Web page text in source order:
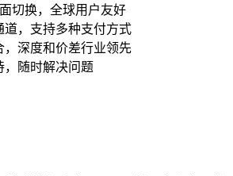
切换，全球用户友好
道，支持多种支付方式
，深度和价差行业领先
，随时解决问题